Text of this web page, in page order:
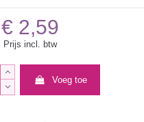
€ 2,59
Prijs incl. btw
Voeg toe